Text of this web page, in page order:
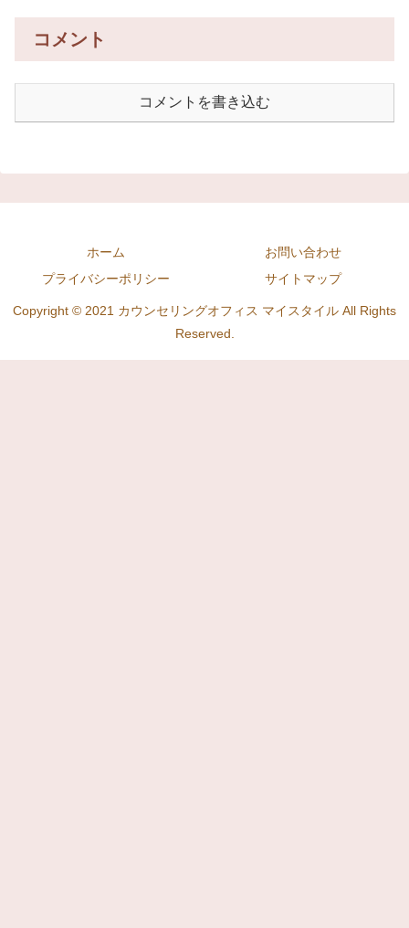
コメント
コメントを書き込む
ホーム
お問い合わせ
プライバシーポリシー
サイトマップ
Copyright © 2021 カウンセリングオフィス マイスタイル All Rights
Reserved.